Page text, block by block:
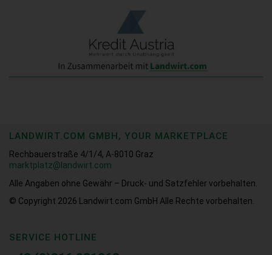
LANDWIRT.COM GMBH, YOUR MARKETPLACE
Rechbauerstraße 4/1/4, A-8010 Graz
marktplatz@landwirt.com
Alle Angaben ohne Gewähr – Druck- und Satzfehler vorbehalten.
© Copyright 2026 Landwirt.com GmbH Alle Rechte vorbehalten.
SERVICE HOTLINE